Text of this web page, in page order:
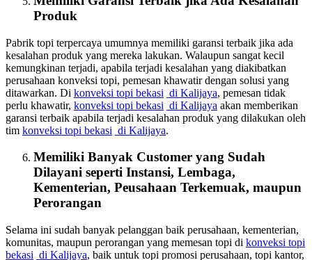
Produk
Pabrik topi terpercaya umumnya memiliki garansi terbaik jika ada
kesalahan produk yang mereka lakukan. Walaupun sangat kecil
kemungkinan terjadi, apabila terjadi kesalahan yang diakibatkan
perusahaan konveksi topi, pemesan khawatir dengan solusi yang
ditawarkan. Di konveksi topi bekasi di Kalijaya, pemesan tidak
perlu khawatir, konveksi topi bekasi di Kalijaya akan memberikan
garansi terbaik apabila terjadi kesalahan produk yang dilakukan oleh
tim konveksi topi bekasi di Kalijaya.
Memiliki Banyak Customer yang Sudah
Dilayani seperti Instansi, Lembaga,
Kementerian, Peusahaan Terkemuak, maupun
Perorangan
Selama ini sudah banyak pelanggan baik perusahaan, kementerian,
komunitas, maupun perorangan yang memesan topi di konveksi topi
bekasi di Kalijaya, baik untuk topi promosi perusahaan, topi kantor,